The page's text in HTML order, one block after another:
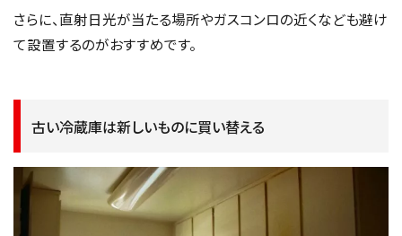
さらに、直射日光が当たる場所やガスコンロの近くなども避け
て設置するのがおすすめです。
古い冷蔵庫は新しいものに買い替える